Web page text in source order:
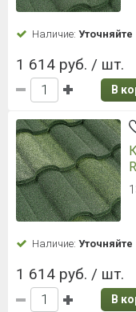
Наличие: Уточняйте
1 614 руб. / шт.
В
Наличие: Уточняйте
1 614 руб. / шт.
В